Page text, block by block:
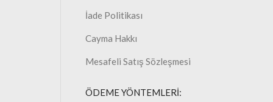
İade Politikası
Cayma Hakkı
Mesafeli Satış Sözleşmesi
ÖDEME YÖNTEMLERİ: